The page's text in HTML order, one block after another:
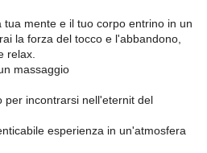
tua mente e il tuo corpo entrino in un
la forza del tocco e l'abbandono,
relax.
massaggio
per incontrarsi nell'eternit del
esperienza in un'atmosfera